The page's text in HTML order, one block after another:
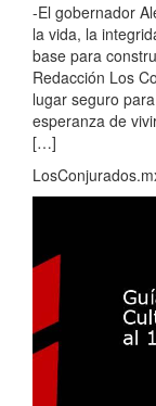
-El gobernador
la vida, la
base para
Redacción Los
lugar seguro
esperanza de
[…]